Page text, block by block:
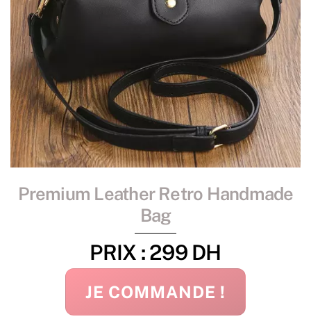
Premium Leather Retro Handmade
Bag
PRIX : 299 DH
JE COMMANDE !